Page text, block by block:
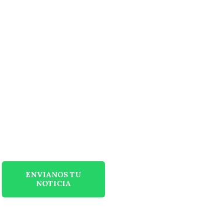
ENVIANOS TU
NOTICIA